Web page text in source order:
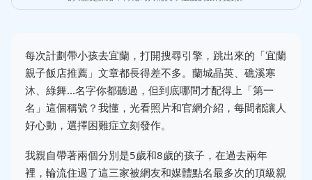
每次計劃帶小孩去宜蘭，打開搜尋引擎，跳出來的「宜蘭
親子飯店推薦」文章都長得差不多。蘭城晶英、礁溪寒
沐、綠舞...名字你都聽過，但到底哪間才配得上「第一
名」這個稱號？我懂，光看照片和官網介紹，每間都讓人
好心動，選擇困難症立刻發作。
我親自帶著兩個分別是5歲和8歲的孩子，在過去兩年
裡，輪流住過了這三家被網友和媒體點名最多次的頂級親